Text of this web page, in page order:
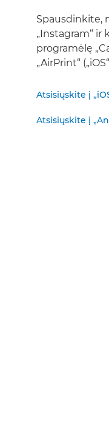
Spausdinkite,
„Instagram“ ir
programėlę
„AirPrint“
Atsisiųskite į
Atsisiųskite į